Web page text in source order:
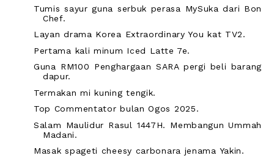
Tumis sayur guna serbuk perasa MySuka dari Bon
Chef.
Layan drama Korea Extraordinary You kat TV2.
Pertama kali minum Iced Latte 7e.
Guna RM100 Penghargaan SARA pergi beli barang
dapur.
Termakan mi kuning tengik.
Top Commentator bulan Ogos 2025.
Salam Maulidur Rasul 1447H. Membangun Ummah
Madani.
Masak spageti cheesy carbonara jenama Yakin.